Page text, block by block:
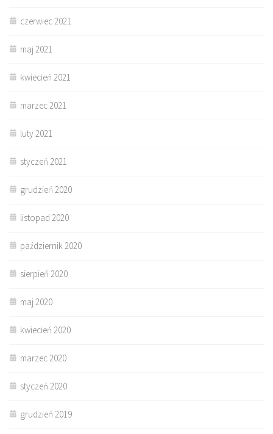
czerwiec 2021
maj 2021
kwiecień 2021
marzec 2021
luty 2021
styczeń 2021
grudzień 2020
listopad 2020
październik 2020
sierpień 2020
maj 2020
kwiecień 2020
marzec 2020
styczeń 2020
grudzień 2019